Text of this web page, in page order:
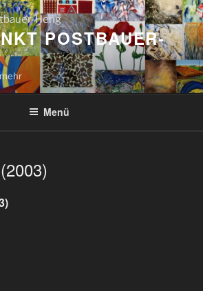
POSTBAUER-
Menü